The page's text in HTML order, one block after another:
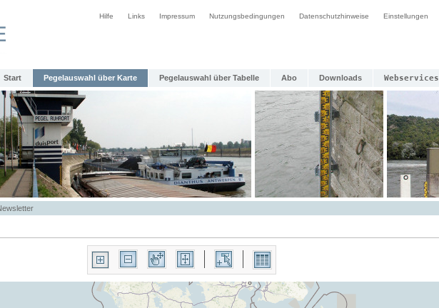
Hilfe Links Impressum Nutzungsbedingungen Datenschutzhinweise Einstellungen
Start Pegelauswahl über Karte Pegelauswahl über Tabelle Abo Downloads Webservices